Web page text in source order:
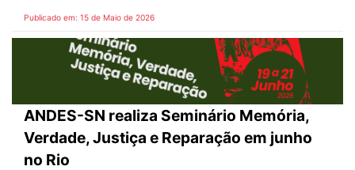
Publicado em: 15 de Maio de 2026
ANDES-SN realiza Seminário Memória,
Verdade, Justiça e Reparação em junho
no Rio